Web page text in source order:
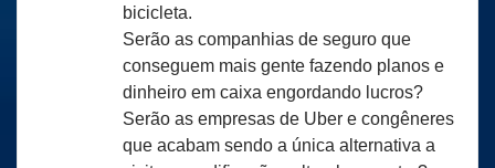
bicicleta.
Serão as companhias de seguro que
conseguem mais gente fazendo planos e
dinheiro em caixa engordando lucros?
Serão as empresas de Uber e congêneres
que acabam sendo a única alternativa a